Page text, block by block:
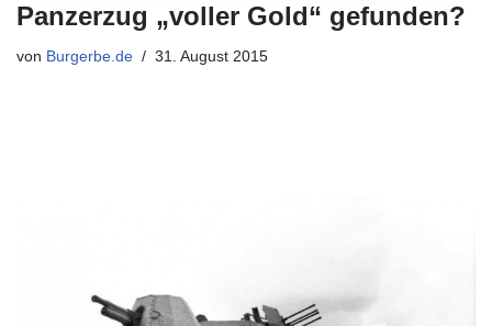
Panzerzug „voller Gold“ gefunden?
von Burgerbe.de 31. August 2015